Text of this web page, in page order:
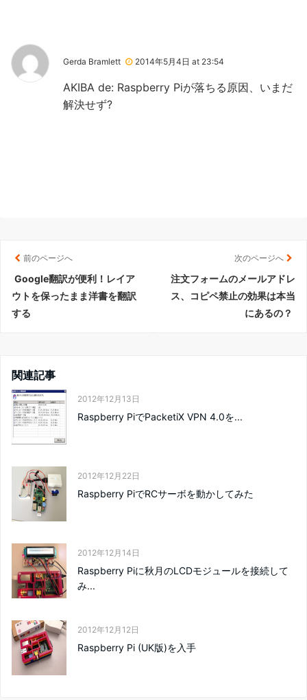
Gerda Bramlett 2014年5月4日 at 23:54
AKIBA de: Raspberry Piが落ちる原因、いまだ
解決せず?
前のページへ
Google翻訳が便利！レイア
ウトを保ったまま洋書を翻訳
する
次のページへ
注文フォームのメールアドレ
ス、コピペ禁止の効果は本当
にあるの？
関連記事
2012年12月13日
Raspberry PiでPacketiX VPN 4.0を...
2012年12月22日
Raspberry PiでRCサーボを動かしてみた
2012年12月14日
Raspberry Piに秋月のLCDモジュールを接続して
み...
2012年12月12日
Raspberry Pi (UK版)を入手